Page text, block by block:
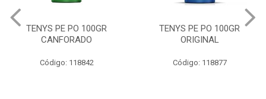
TENYS PE PO 100GR
CANFORADO
Código: 118842
TENYS PE PO 100GR
ORIGINAL
Código: 118877